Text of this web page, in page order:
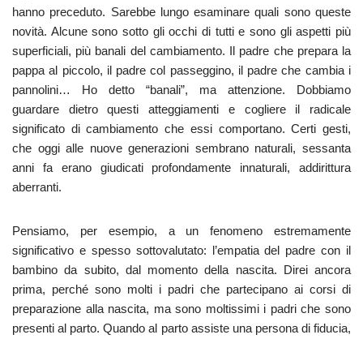
hanno preceduto. Sarebbe lungo esaminare quali sono queste
novità. Alcune sono sotto gli occhi di tutti e sono gli aspetti più
superficiali, più banali del cambiamento. Il padre che prepara la
pappa al piccolo, il padre col passeggino, il padre che cambia i
pannolini… Ho detto “banali”, ma attenzione. Dobbiamo
guardare dietro questi atteggiamenti e cogliere il radicale
significato di cambiamento che essi comportano. Certi gesti,
che oggi alle nuove generazioni sembrano naturali, sessanta
anni fa erano giudicati profondamente innaturali, addirittura
aberranti.
Pensiamo, per esempio, a un fenomeno estremamente
significativo e spesso sottovalutato: l’empatia del padre con il
bambino da subito, dal momento della nascita. Direi ancora
prima, perché sono molti i padri che partecipano ai corsi di
preparazione alla nascita, ma sono moltissimi i padri che sono
presenti al parto. Quando al parto assiste una persona di fiducia,